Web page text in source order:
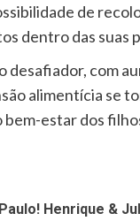
de
dentro das suas
desafiador, com
alimentícia se
bem-estar dos
Henrique &